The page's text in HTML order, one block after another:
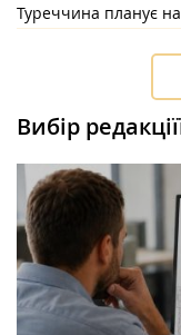
Туреччина планує
Вибір